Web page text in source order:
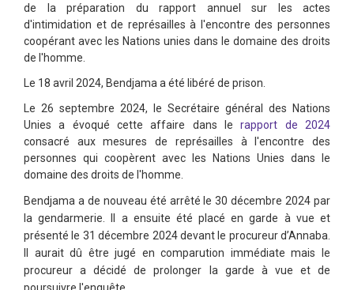
de la préparation du rapport annuel sur les actes
d'intimidation et de représailles à l'encontre des personnes
coopérant avec les Nations unies dans le domaine des droits
de l'homme.
Le 18 avril 2024, Bendjama a été libéré de prison.
Le 26 septembre 2024, le Secrétaire général des Nations
Unies a évoqué cette affaire dans lerapport de 2024
consacré aux mesures de représailles à l'encontre des
personnes qui coopèrent avec les Nations Unies dans le
domaine des droits de l'homme.
Bendjama a de nouveau été arrêté le 30 décembre 2024 par
la gendarmerie. Il a ensuite été placé en garde à vue et
présenté le 31 décembre 2024 devant le procureur d’Annaba.
Il aurait dû être jugé en comparution immédiate mais le
procureur a décidé de prolonger la garde à vue et de